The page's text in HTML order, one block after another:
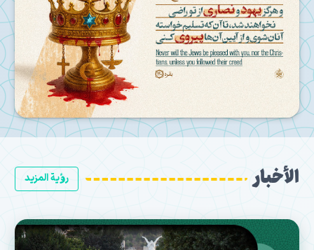
رؤية المزيد الأخبار